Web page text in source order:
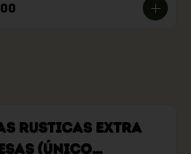
Rusticas Extra
(Único